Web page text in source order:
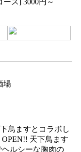
場
鳥ますとコラボし
天下鳥ます
ルシーな胸肉の